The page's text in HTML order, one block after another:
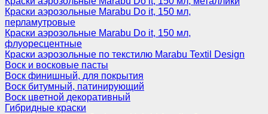
Краски аэрозольные Marabu Do it, 150 мл,
перламутровые
Краски аэрозольные Marabu Do it, 150 мл,
флуоресцентные
Краски аэрозольные по текстилю Marabu Textil Design
Воск и восковые пасты
Воск финишный, для покрытия
Воск битумный, патинирующий
Воск цветной декоративный
Гибридные краски